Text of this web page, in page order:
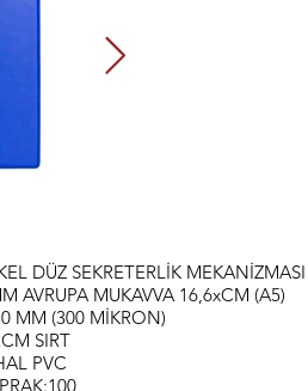
DÜZ SEKRETERLİK MEKANİZMASI
AVRUPA MUKAVVA 16,6xCM (A5)
MM (300 MİKRON)
SIRT
PVC